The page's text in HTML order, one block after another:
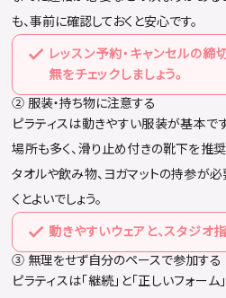
も、事前に確認しておくと安心です。
レッスン予約・キャンセルの
無をチェックしましょう。
② 服装・持ち物に注意する
ピラティスは動きやすい服装が基本で
場所も多く、滑り止め付きの靴下を推奨
タオルや飲み物、ヨガマットの持参が
くとよいでしょう。
動きやすいウェアと、スタジオ
③ 無理をせず自分のペースで参加する
ピラティスは「継続」と「正しいフォー